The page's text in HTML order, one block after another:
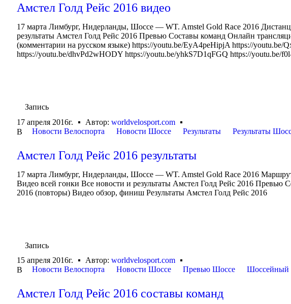
Амстел Голд Рейс 2016 видео
17 марта Лимбург, Нидерланды, Шоссе — WT. Amstel Gold Race 2016
результаты Амстел Голд Рейс 2016 Превью Составы команд Онлайн
(комментарии на русском языке) https://youtu.be/EyA4peHipjA https://youtu.be/
https://youtu.be/dhvPd2wHODY https://youtu.be/yhkS7D1qFGQ https://youtu.be/
Запись
17 апреля 2016г.
Автор:worldvelosport.com
В
Новости Велоспорта Новости Шоссе Результаты Результаты
Амстел Голд Рейс 2016 результаты
17 марта Лимбург, Нидерланды, Шоссе — WT. Amstel Gold Race 2016
Видео всей гонки Все новости и результаты Амстел Голд Рейс 2016
2016 (повторы) Видео обзор, финиш Результаты Амстел Голд Рейс 2016
Запись
15 апреля 2016г.
Автор:worldvelosport.com
В
Новости Велоспорта Новости Шоссе Превью Шоссе Шоссейный
Амстел Голд Рейс 2016 составы команд